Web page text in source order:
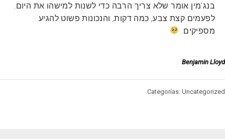
בנג’מין אומר שלא צריך הרבה כדי לשנות למישהו את היום.
לפעמים קצת צבע, כמה דקות, והנכונות פשוט להגיע
מספיקים.
Benjamin Lloyd
Categorías: Uncategorized